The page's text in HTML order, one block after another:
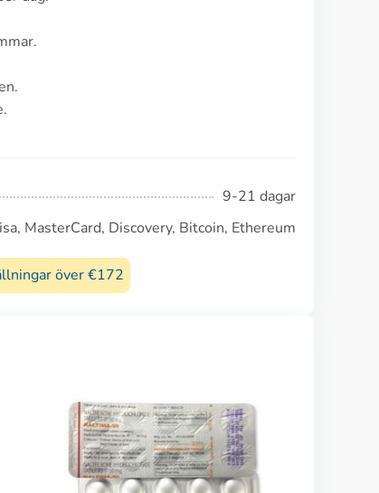
9-21 dagar
MasterCard, Discovery, Bitcoin, Ethereum
över €172